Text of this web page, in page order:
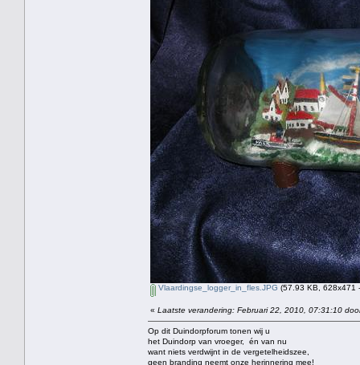
Vlaardingse_logger_in_fles.JPG (57.93 KB, 628x471
« Laatste verandering: Februari 22, 2010, 07:31:10
Op dit Duindorpforum tonen wij u
het Duindorp van vroeger, én van nu
want niets verdwijnt in de vergetelheidszee,
geen branding neemt onze herinnering mee!